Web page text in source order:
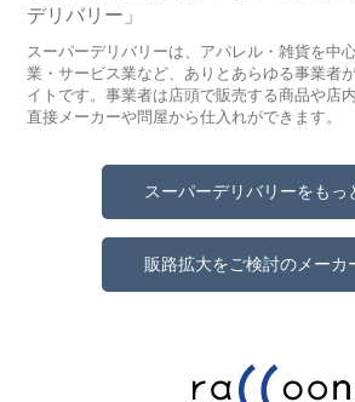
デリバリー」
スーパーデリバリーは、アパレル・雑貨を中
業・サービス業など、ありとあらゆる事業者
イトです。事業者は店頭で販売する商品や店
直接メーカーや問屋から仕入れができます。
スーパーデリバリーをもっ
販路拡大をご検討のメーカ